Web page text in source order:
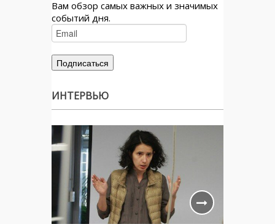
Вам обзор самых важных и значимых
событий дня.
ИНТЕРВЬЮ